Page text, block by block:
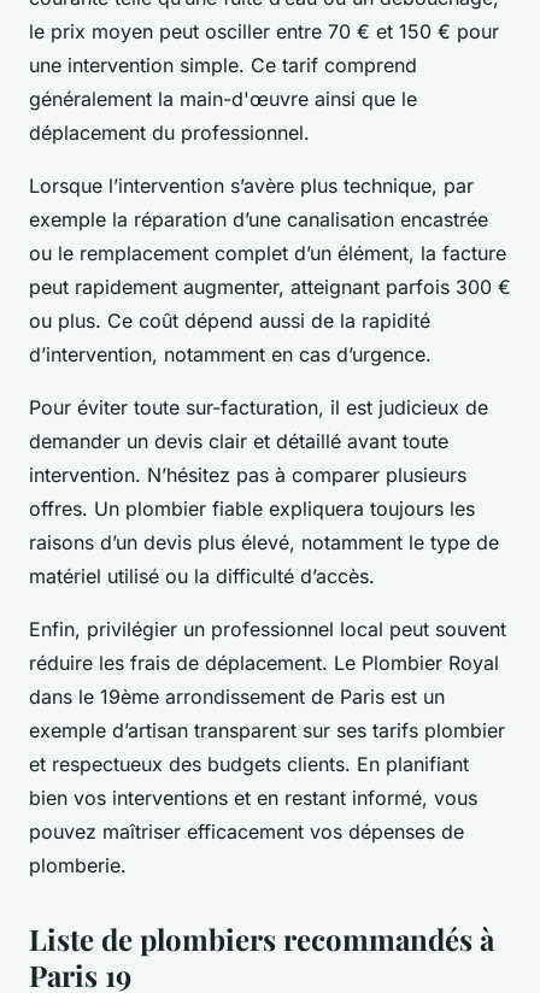
le prix moyen peut osciller entre 70 € et 150 € pour
une intervention simple. Ce tarif comprend
généralement la main-d'œuvre ainsi que le
déplacement du professionnel.
Lorsque l’intervention s’avère plus technique, par
exemple la réparation d’une canalisation encastrée
ou le remplacement complet d’un élément, la facture
peut rapidement augmenter, atteignant parfois 300 €
ou plus. Ce coût dépend aussi de la rapidité
d’intervention, notamment en cas d’urgence.
Pour éviter toute sur-facturation, il est judicieux de
demander un devis clair et détaillé avant toute
intervention. N’hésitez pas à comparer plusieurs
offres. Un plombier fiable expliquera toujours les
raisons d’un devis plus élevé, notamment le type de
matériel utilisé ou la difficulté d’accès.
Enfin, privilégier un professionnel local peut souvent
réduire les frais de déplacement. Le Plombier Royal
dans le 19ème arrondissement de Paris est un
exemple d’artisan transparent sur ses tarifs plombier
et respectueux des budgets clients. En planifiant
bien vos interventions et en restant informé, vous
pouvez maîtriser efficacement vos dépenses de
plomberie.
Liste de plombiers recommandés à
Paris 19